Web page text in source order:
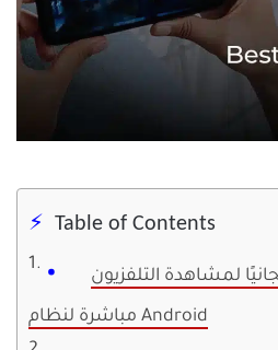
Table of Contents
مجانيًا لمشاهدة التلفزيون
مباشرة لنظام Android